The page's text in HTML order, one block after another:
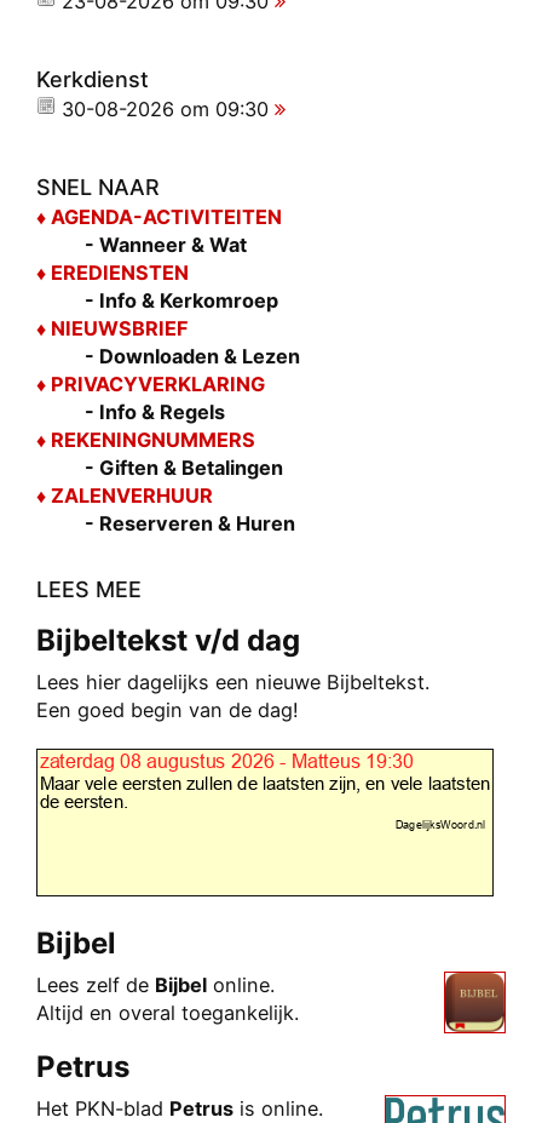
Kerkdienst
30-08-2026 om 09:30
SNEL NAAR
♦ AGENDA-ACTIVITEITEN
- Wanneer & Wat
♦ EREDIENSTEN
- Info & Kerkomroep
♦ NIEUWSBRIEF
- Downloaden & Lezen
♦ PRIVACYVERKLARING
- Info & Regels
♦ REKENINGNUMMERS
- Giften & Betalingen
♦ ZALENVERHUUR
- Reserveren & Huren
LEES MEE
Bijbeltekst v/d dag
Lees hier dagelijks een nieuwe Bijbeltekst.
Een goed begin van de dag!
Bijbel
Lees zelf de Bijbel online.
Altijd en overal toegankelijk.
Petrus
Het PKN-blad Petrus is online.